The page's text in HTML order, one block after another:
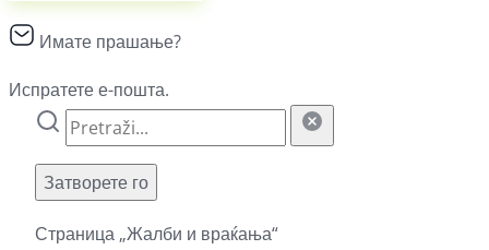
Имате прашање?
Испратете е-пошта.
Затворете го
Страница „Жалби и враќања“